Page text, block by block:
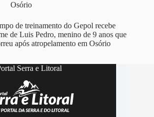
Osório
de treinamento do Gepol recebe
de Luis Pedro, menino de 9 anos que
após atropelamento em Osório
Serra e Litoral